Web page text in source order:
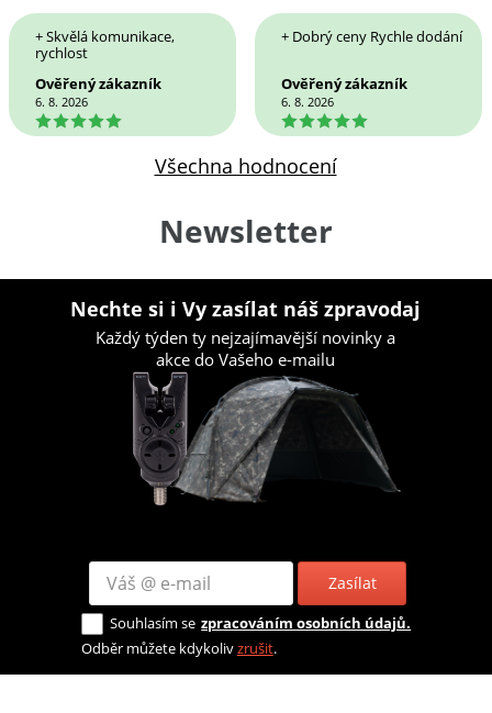
+ Skvělá komunikace,
rychlost
Ověřený zákazník
6. 8. 2026
5
+ Dobrý ceny Rychle dodání
Ověřený zákazník
6. 8. 2026
5
Všechna hodnocení
Newsletter
Nechte si i Vy zasílat náš zpravodaj
Každý týden ty nejzajímavější novinky a
akce do Vašeho e-mailu
Zasílat
Souhlasím se zpracováním osobních údajů.
Odběr můžete kdykolivzrušit.